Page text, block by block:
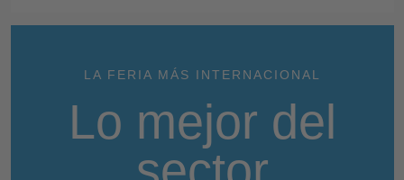
LA FERIA MÁS INTERNACIONAL
Lo mejor del